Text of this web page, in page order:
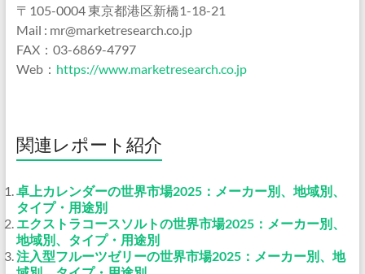
〒105-0004 東京都港区新橋1-18-21
Mail : mr@marketresearch.co.jp
FAX：03-6869-4797
Web： https://www.marketresearch.co.jp
関連レポート紹介
卓上カレンダーの世界市場2025：メーカー別、地域別、
タイプ・用途別
エクストラコースソルトの世界市場2025：メーカー別、
地域別、タイプ・用途別
注入型フルーツゼリーの世界市場2025：メーカー別、地